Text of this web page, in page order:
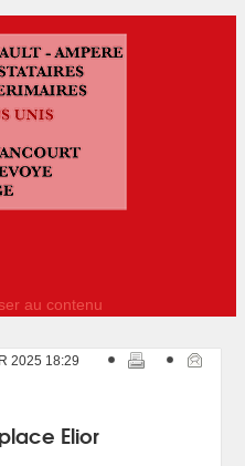
au contenu
2025 18:29
Elior